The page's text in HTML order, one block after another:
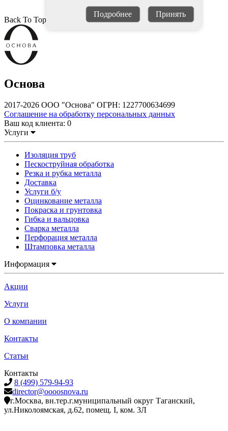
Back To Top
Основа
2017-2026 ООО "Основа" ОГРН: 1227700634699
Соглашение на обработку персональных данных
Ваш код клиента: 0
Услуги
Изоляция труб
Пескоструйная обработка
Резка и рубка металла
Доставка
Услуги б/у
Оцинкование металла
Покраска и грунтовка
Гибка и вальцовка
Сварка металла
Перфорация металла
Штамповка металла
Информация
Акции
Услуги
О компании
Контакты
Статьи
Контакты
8 (499) 579-94-93
director@oooosnova.ru
г.Москва, вн.тер.г.муниципальный округ Таганский,
ул.Николоямская, д.62, помещ. I, ком. 3Л
Подробнее Принять